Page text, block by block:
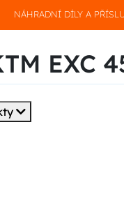
NÁHRADNÍ DÍLY A
EXC